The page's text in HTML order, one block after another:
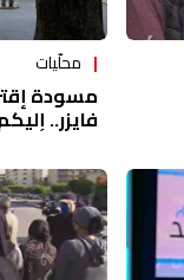
محلّيات
مسودة
فايزر..